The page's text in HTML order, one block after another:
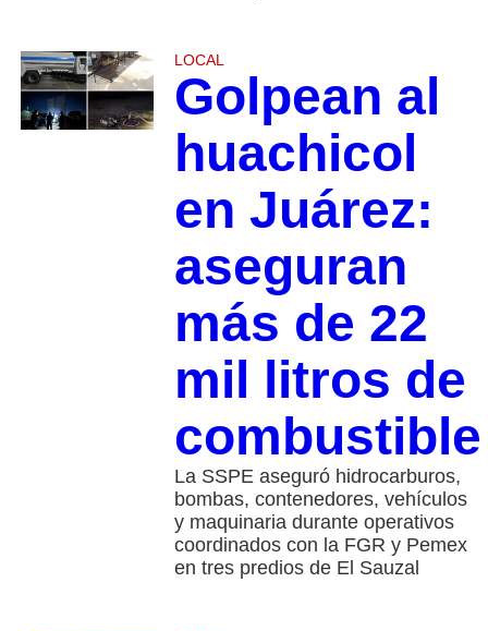
LOCAL
Golpean al
huachicol
en Juárez:
aseguran
más de 22
mil litros de
combustible
La SSPE aseguró hidrocarburos,
bombas, contenedores, vehículos
y maquinaria durante operativos
coordinados con la FGR y Pemex
en tres predios de El Sauzal